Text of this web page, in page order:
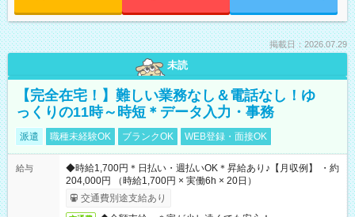
掲載日：2026.07.29
未読
【完全在宅！】難しい業務なし＆電話なし！ゆ
っくりの11時～時短＊データ入力・事務
派遣 職種未経験OK ブランクOK WEB登録・面接OK
給与
◆時給1,700円＊日払い・週払いOK＊昇給あり♪【月収例】 ・約
204,000円 （時給1,700円 × 実働6h × 20日）
交通費別途支給あり